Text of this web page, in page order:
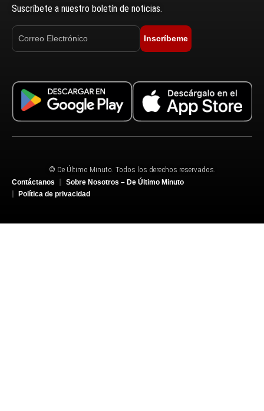
Suscríbete a nuestro boletín de noticias.
Inscríbeme
© De Último Minuto. Todos los derechos reservados.
Contáctanos
Sobre Nosotros – De Último Minuto
Política de privacidad